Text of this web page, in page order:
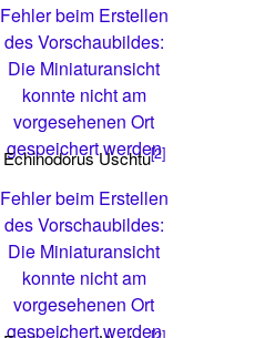
Fehler beim Erstellen
des Vorschaubildes:
Die Miniaturansicht
konnte nicht am
vorgesehenen Ort
gespeichert werden
Echinodorus Uschtu[2]
Fehler beim Erstellen
des Vorschaubildes:
Die Miniaturansicht
konnte nicht am
vorgesehenen Ort
gespeichert werden